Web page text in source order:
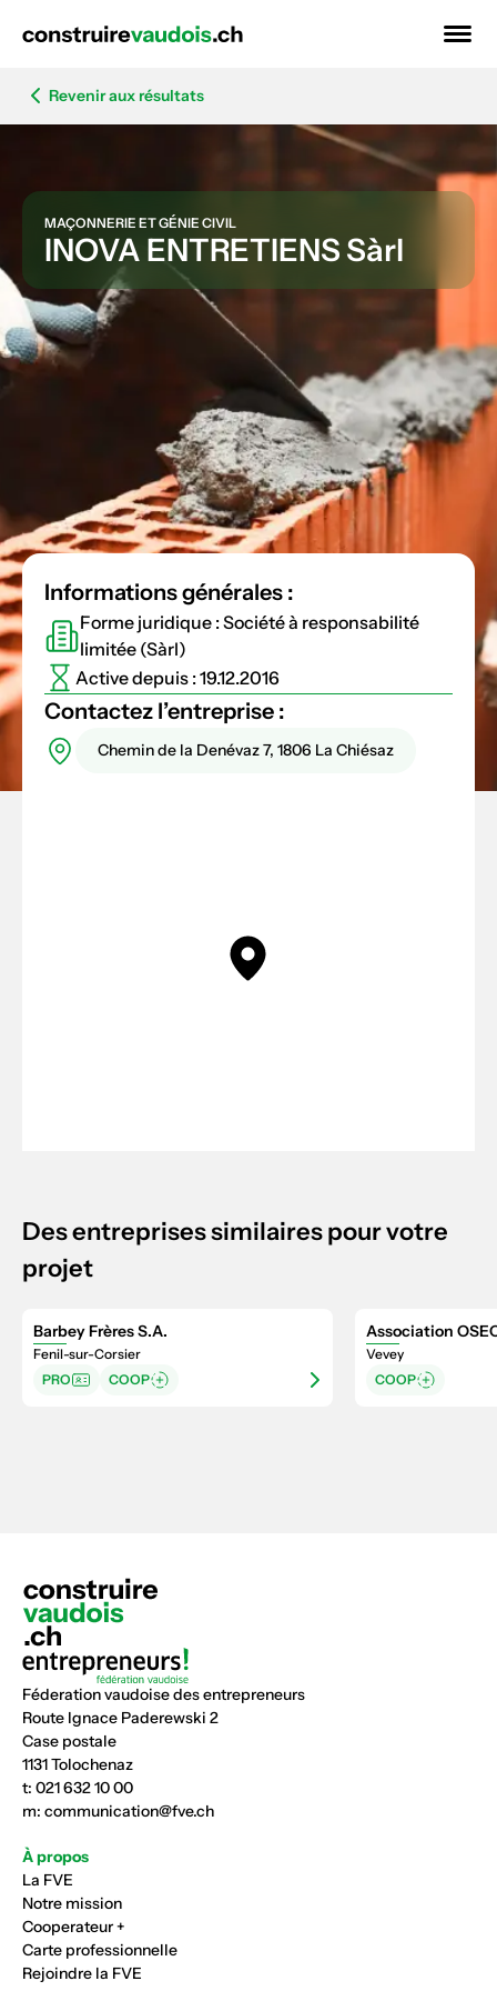
Revenir aux résultats
MAÇONNERIE ET GÉNIE CIVIL
INOVA ENTRETIENS Sàrl
Informations générales :
Forme juridique : Société à responsabilité
limitée (Sàrl)
Active depuis : 19.12.2016
Contactez l’entreprise :
Chemin de la Denévaz 7, 1806 La Chiésaz
Des entreprises similaires pour votre
projet
Barbey Frères S.A.
Fenil-sur-Corsier
PRO
COOP
Association
Vevey
COOP
Féderation vaudoise des entrepreneurs
Route Ignace Paderewski 2
Case postale
1131 Tolochenaz
t: 021 632 10 00
m: communication@fve.ch
À propos
La FVE
Notre mission
Cooperateur +
Carte professionnelle
Rejoindre la FVE